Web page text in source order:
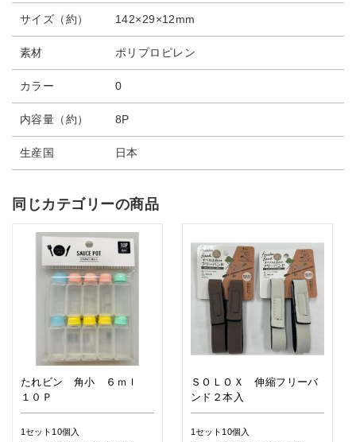
サイズ（約） 142×29×12mm
素材 ポリプロピレン
カラー 0
内容量（約） 8P
生産国 日本
同じカテゴリーの商品
たれビン 角小 ６ｍｌ
１０Ｐ
1セット10個入
ＳＯＬＯＸ 伸縮フリーバ
ンド２本入
1セット10個入